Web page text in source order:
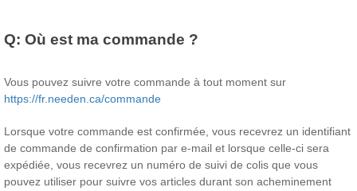
Q: Où est ma commande ?
Vous pouvez suivre votre commande à tout moment sur
https://fr.needen.ca/commande
Lorsque votre commande est confirmée, vous recevrez un identifiant
de commande de confirmation par e-mail et lorsque celle-ci sera
expédiée, vous recevrez un numéro de suivi de colis que vous
pouvez utiliser pour suivre vos articles durant son acheminement